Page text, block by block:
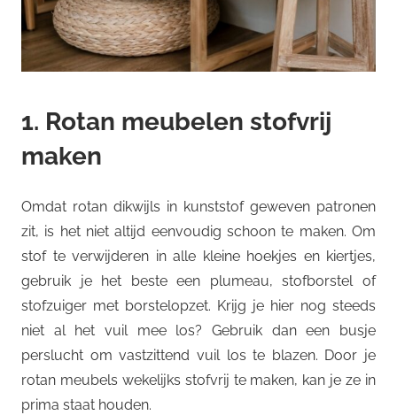
1. Rotan meubelen stofvrij
maken
Omdat rotan dikwijls in kunststof geweven patronen
zit, is het niet altijd eenvoudig schoon te maken. Om
stof te verwijderen in alle kleine hoekjes en kiertjes,
gebruik je het beste een plumeau, stofborstel of
stofzuiger met borstelopzet. Krijg je hier nog steeds
niet al het vuil mee los? Gebruik dan een busje
perslucht om vastzittend vuil los te blazen. Door je
rotan meubels wekelijks stofvrij te maken, kan je ze in
prima staat houden.